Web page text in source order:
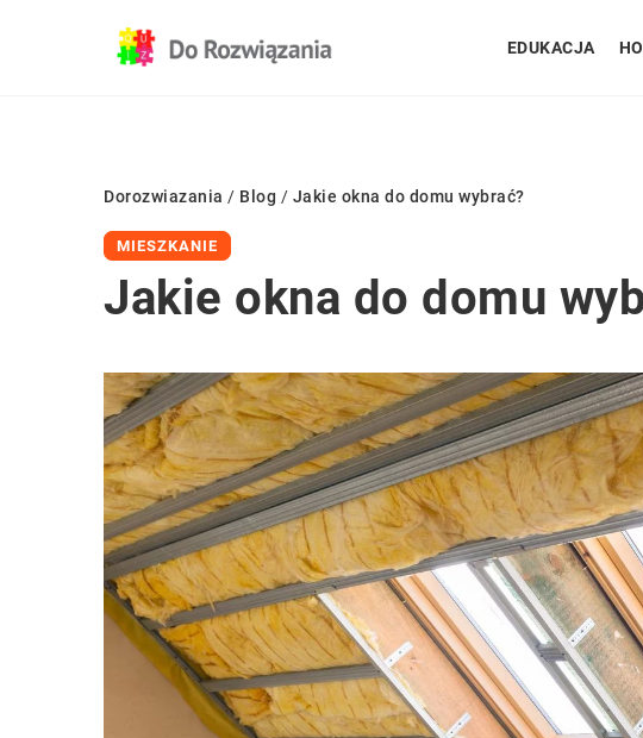
EDUKACJA
Dorozwiazania / Blog / Jakie okna do domu wybrać?
MIESZKANIE
Jakie okna do domu